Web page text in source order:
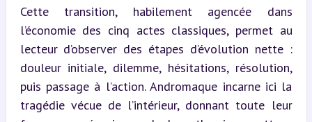
Cette transition, habilement agencée dans
l’économie des cinq actes classiques, permet au
lecteur d’observer des étapes d’évolution nette :
douleur initiale, dilemme, hésitations, résolution,
puis passage à l’action. Andromaque incarne ici la
tragédie vécue de l’intérieur, donnant toute leur